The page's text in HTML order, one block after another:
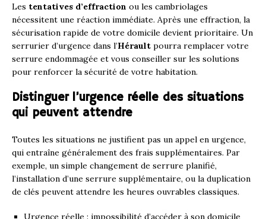
Les tentatives d’effraction ou les cambriolages
nécessitent une réaction immédiate. Après une effraction, la
sécurisation rapide de votre domicile devient prioritaire. Un
serrurier d’urgence dans l’Hérault pourra remplacer votre
serrure endommagée et vous conseiller sur les solutions
pour renforcer la sécurité de votre habitation.
Distinguer l’urgence réelle des situations
qui peuvent attendre
Toutes les situations ne justifient pas un appel en urgence,
qui entraîne généralement des frais supplémentaires. Par
exemple, un simple changement de serrure planifié,
l’installation d’une serrure supplémentaire, ou la duplication
de clés peuvent attendre les heures ouvrables classiques.
Urgence réelle : impossibilité d’accéder à son domicile